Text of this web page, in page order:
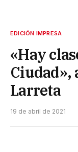
EDICIÓN IMPRESA
«Hay
Ciudad»,
Larreta
19 de abril de 2021